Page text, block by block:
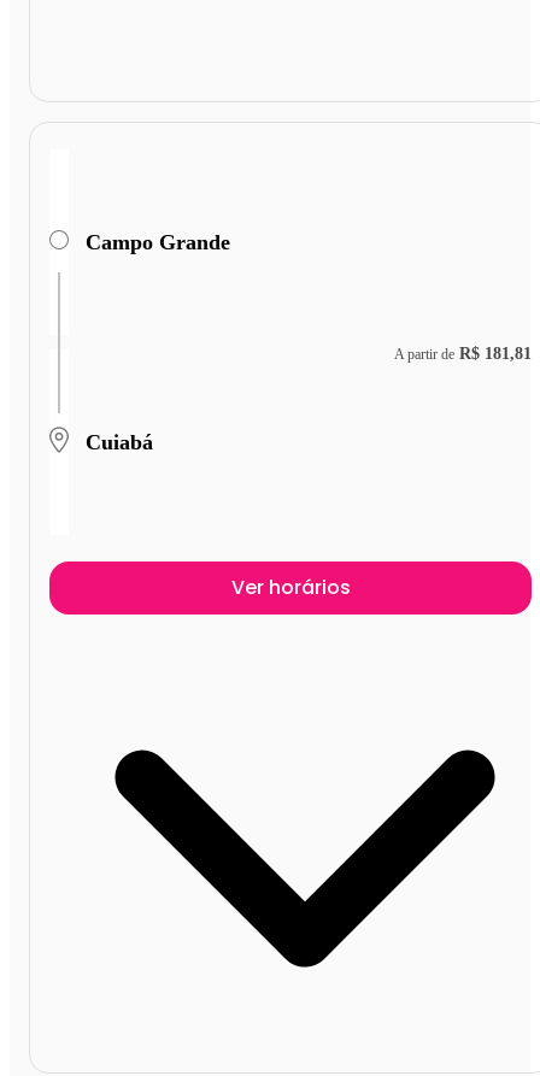
Campo Grande
Cuiabá
A partir de R$ 181,81
Ver horários